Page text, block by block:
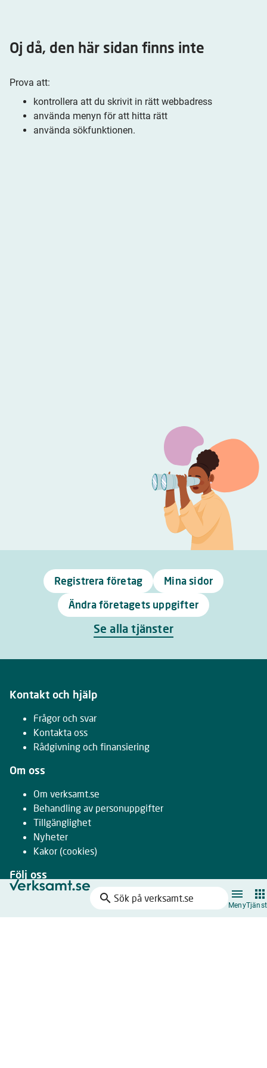
search
Sök
på
Meny
Oj då, den här sidan finns inte
Prova att:
kontrollera att du skrivit in rätt webbadress
använda menyn för att hitta rätt
använda sökfunktionen.
Registrera företag
Mina sidor
Ändra företagets uppgifter
Se alla tjänster
Kontakt och hjälp
Frågor och svar
Kontakta oss
Rådgivning och finansiering
Om oss
Om verksamt.se
Behandling av personuppgifter
Tillgänglighet
Nyheter
Kakor (cookies)
Följ oss
Facebook